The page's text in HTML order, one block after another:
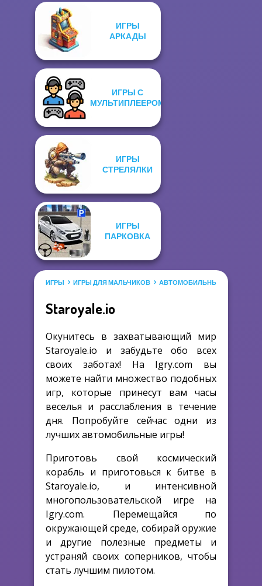
ИГРЫ
АРКАДЫ
ИГРЫ С
МУЛЬТИПЛЕЕРОМ
ИГРЫ
СТРЕЛЯЛКИ
ИГРЫ
ПАРКОВКА
ИГРЫ ИГРЫ ДЛЯ МАЛЬЧИКОВ АВТОМОБИЛЬНЫЕ ИГРЫ
Staroyale.io
Окунитесь в захватывающий мир
Staroyale.io и забудьте обо всех
своих заботах! На Igry.com вы
можете найти множество подобных
игр, которые принесут вам часы
веселья и расслабления в течение
дня. Попробуйте сейчас одни из
лучших автомобильные игры!
Приготовь свой космический
корабль и приготовься к битве в
Staroyale.io, и интенсивной
многопользовательской игре на
Igry.com. Перемещайся по
окружающей среде, собирай оружие
и другие полезные предметы и
устраняй своих соперников, чтобы
стать лучшим пилотом.